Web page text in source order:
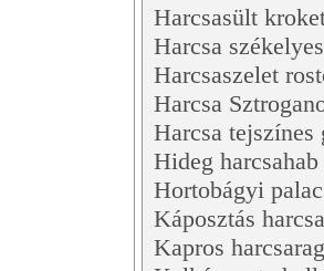
Harcsasült
Harcsa
Harcsaszelet
Harcsa
Harcsa tejszínes
Hideg
Hortobágyi
Káposztás harcsa
Kapros